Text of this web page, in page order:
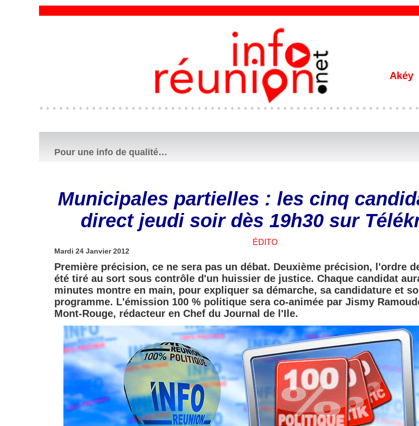
Akéy
Pour une info de qualité…
Municipales partielles : les cinq
direct jeudi soir dès 19h30 sur
ÉDITO
Mardi 24 Janvier 2012
Première précision, ce ne sera pas un débat. Deuxième précision, l'ordre
été tiré au sort sous contrôle d'un huissier de justice. Chaque candidat
minutes montre en main, pour expliquer sa démarche, sa candidature et
programme. L'émission 100 % politique sera co-animée par Jismy
Mont-Rouge, rédacteur en Chef du Journal de l'Ile.